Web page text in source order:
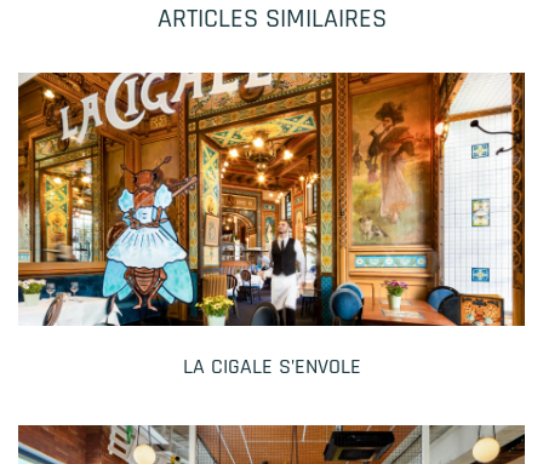
ARTICLES SIMILAIRES
LA CIGALE S’ENVOLE